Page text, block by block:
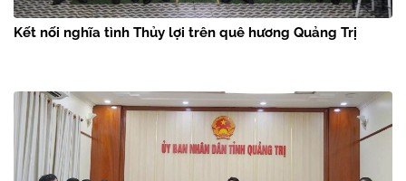
Kết nối nghĩa tình Thủy lợi trên quê hương Quảng Trị